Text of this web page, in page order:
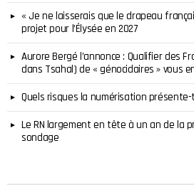
« Je ne laisserais que le drapeau
projet pour l’Élysée en 2027
Aurore Bergé l’annonce : Qualifier des
dans Tsahal) de « génocidaires » vous
Quels risques la numérisation
Le RN largement en tête à un an de la
sondage